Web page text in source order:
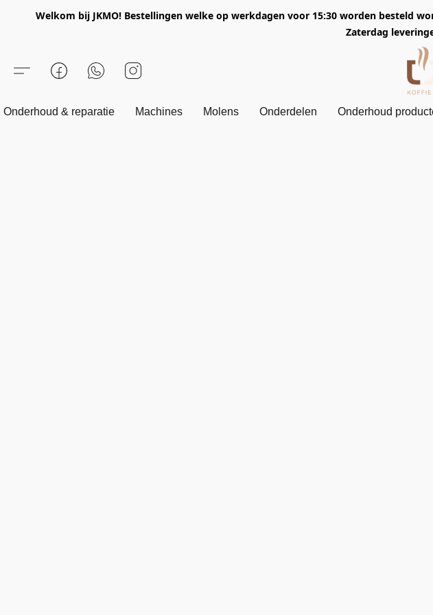
Welkom bij JKMO! Bestellingen welke op werkdagen voor 15:30 worden besteld
Zaterdag
Onderhoud & reparatie Machines Molens Onderdelen Onderhoud